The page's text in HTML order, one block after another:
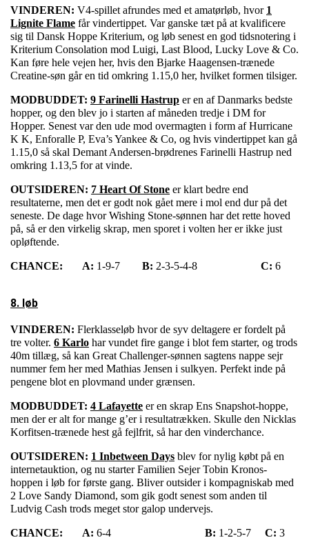
VINDEREN: V4-spillet afrundes med et amatørløb, hvor 1
Lignite Flame får vindertippet. Var ganske tæt på at kvalificere
sig til Dansk Hoppe Kriterium, og løb senest en god tidsnotering i
Kriterium Consolation mod Luigi, Last Blood, Lucky Love & Co.
Kan føre hele vejen her, hvis den Bjarke Haagensen-trænede
Creatine-søn går en tid omkring 1.15,0 her, hvilket formen tilsiger.
MODBUDDET: 9 Farinelli Hastrup er en af Danmarks bedste
hopper, og den blev jo i starten af måneden tredje i DM for
Hopper. Senest var den ude mod overmagten i form af Hurricane
K K, Enforalle P, Eva’s Yankee & Co, og hvis vindertippet kan gå
1.15,0 så skal Demant Andersen-brødrenes Farinelli Hastrup ned
omkring 1.13,5 for at vinde.
OUTSIDEREN: 7 Heart Of Stone er klart bedre end
resultaterne, men det er godt nok gået mere i mol end dur på det
seneste. De dage hvor Wishing Stone-sønnen har det rette hoved
på, så er den virkelig skrap, men sporet i volten her er ikke just
opløftende.
CHANCE: A: 1-9-7 B: 2-3-5-4-8 C: 6
8. løb
VINDEREN: Flerklasseløb hvor de syv deltagere er fordelt på
tre volter. 6 Karlo har vundet fire gange i blot fem starter, og trods
40m tillæg, så kan Great Challenger-sønnen sagtens nappe sejr
nummer fem her med Mathias Jensen i sulkyen. Perfekt inde på
pengene blot en plovmand under grænsen.
MODBUDDET: 4 Lafayette er en skrap Ens Snapshot-hoppe,
men der er alt for mange g’er i resultatrækken. Skulle den Nicklas
Korfitsen-trænede hest gå fejlfrit, så har den vinderchance.
OUTSIDEREN: 1 Inbetween Days blev for nylig købt på en
internetauktion, og nu starter Familien Sejer Tobin Kronos-
hoppen i løb for første gang. Bliver outsider i kompagniskab med
2 Love Sandy Diamond, som gik godt senest som anden til
Ludvig Cash trods meget stor galop undervejs.
CHANCE: A: 6-4 B: 1-2-5-7 C: 3